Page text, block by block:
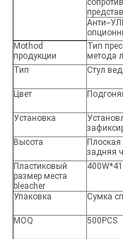
Анти--
Mothod
продукции
Тип
метода
Тип
Стул
Цвет
Установка
Высота
задняя
Пластиковый
размер места
bleacher
Упаковка Сумка
MOQ 500PCS